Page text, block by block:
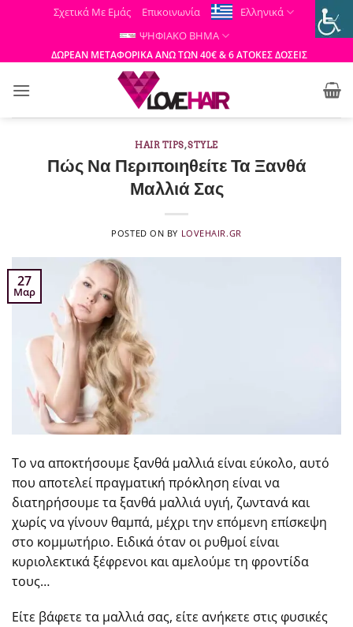
Μετάβαση
περιεχόμενο
Σχετικά Με Εμάς Επικοινωνία
Ελληνικά
ΨΗΦΙΑΚΟ ΒΗΜΑ
ΔΩΡΕΑΝ ΜΕΤΑΦΟΡΙΚΑ ΑΝΩ ΤΩΝ 40€ & 6 ΑΤΟΚΕΣ ΔΟΣΕΙΣ
HAIR TIPS,STYLE
Πώς Να Περιποιηθείτε Τα Ξανθά
Μαλλιά Σας
POSTED ON BY LOVEHAIR.GR
27
Μαρ
Το να αποκτήσουμε ξανθά μαλλιά είναι εύκολο, αυτό
που αποτελεί πραγματική πρόκληση είναι να
διατηρήσουμε τα ξανθά μαλλιά υγιή, ζωντανά και
χωρίς να γίνουν θαμπά, μέχρι την επόμενη επίσκεψη
στο κομμωτήριο. Ειδικά όταν οι ρυθμοί είναι
κυριολεκτικά ξέφρενοι και αμελούμε τη φροντίδα
τους…
Είτε βάφετε τα μαλλιά σας, είτε ανήκετε στις φυσικές